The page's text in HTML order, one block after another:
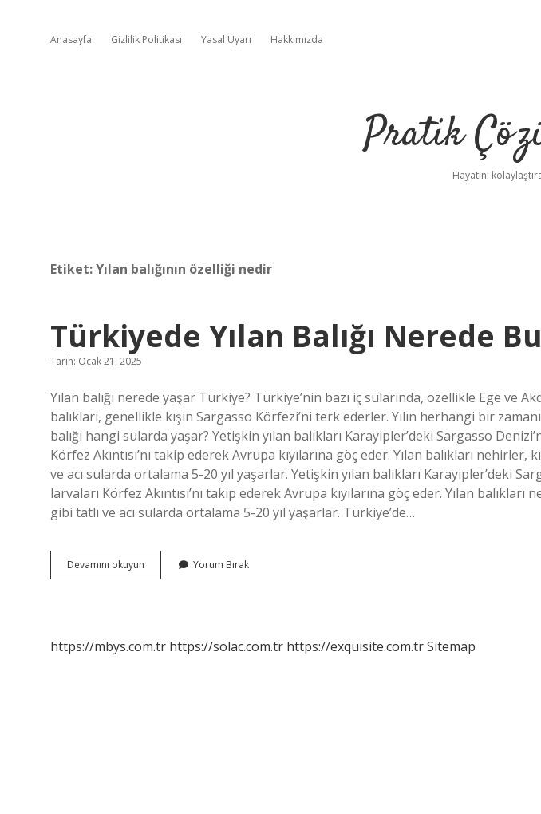
Anasayfa Gizlilik Politikası Yasal Uyarı Hakkımızda
Pratik
Hayatını
Etiket:Yılan balığının özelliği nedir
Türkiyede Yılan Balığı Nerede
Tarih: Ocak 21, 2025
Yılan balığı nerede yaşar Türkiye? Türkiye’nin bazı iç sularında, özellikle Ege ve
balıkları, genellikle kışın Sargasso Körfezi’ni terk ederler. Yılın herhangi bir
balığı hangi sularda yaşar? Yetişkin yılan balıkları Karayipler’deki Sargasso
Körfez Akıntısı’nı takip ederek Avrupa kıyılarına göç eder. Yılan balıkları nehirler,
ve acı sularda ortalama 5-20 yıl yaşarlar. Yetişkin yılan balıkları Karayipler’deki
larvaları Körfez Akıntısı’nı takip ederek Avrupa kıyılarına göç eder. Yılan
gibi tatlı ve acı sularda ortalama 5-20 yıl yaşarlar. Türkiye’de…
Devamını okuyun Türkiyede
Yılan
Yorum Bırak
https://mbys.com.tr https://solac.com.tr https://exquisite.com.trSitemap